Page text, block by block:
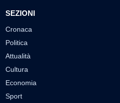
SEZIONI
Cronaca
Politica
Attualità
Cultura
Economia
Sport